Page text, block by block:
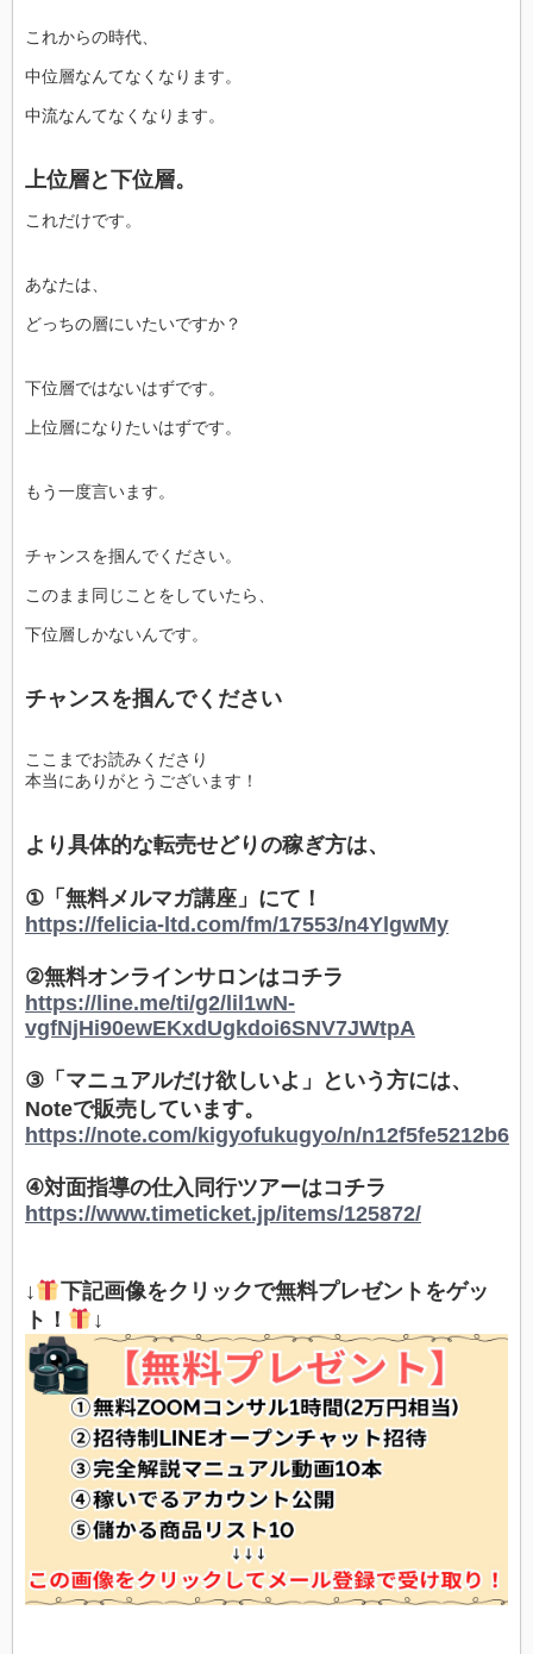
これからの時代、
中位層なんてなくなります。
中流なんてなくなります。
上位層と下位層。
これだけです。
あなたは、
どっちの層にいたいですか？
下位層ではないはずです。
上位層になりたいはずです。
もう一度言います。
チャンスを掴んでください。
このまま同じことをしていたら、
下位層しかないんです。
チャンスを掴んでください
ここまでお読みくださり
本当にありがとうございます！
より具体的な転売せどりの稼ぎ方は、
①「無料メルマガ講座」にて！
https://felicia-ltd.com/fm/17553/n4YlgwMy
②無料オンラインサロンはコチラ
https://line.me/ti/g2/lil1wN-
vgfNjHi90ewEKxdUgkdoi6SNV7JWtpA
③「マニュアルだけ欲しいよ」という方には、
Noteで販売しています。
https://note.com/kigyofukugyo/n/n12f5fe5212b6
④対面指導の仕入同行ツアーはコチラ
https://www.timeticket.jp/items/125872/
↓
下記画像をクリックで無料プレゼントをゲッ
ト！
↓